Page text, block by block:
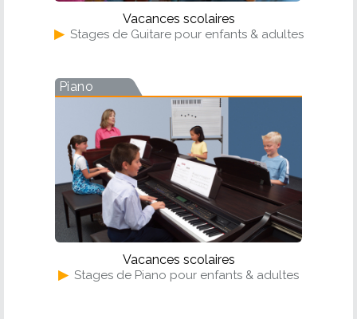
Vacances scolaires
▶ Stages de Guitare pour enfants & adultes
Piano
Vacances scolaires
▶ Stages de Piano pour enfants & adultes